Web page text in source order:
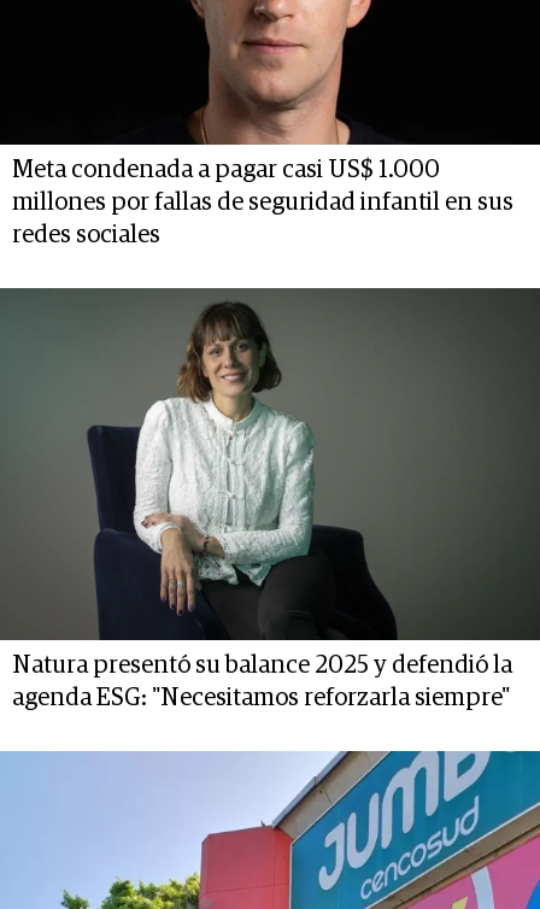
Meta condenada a pagar casi US$ 1.000
millones por fallas de seguridad infantil en sus
redes sociales
Natura presentó su balance 2025 y defendió la
agenda ESG: "Necesitamos reforzarla siempre"